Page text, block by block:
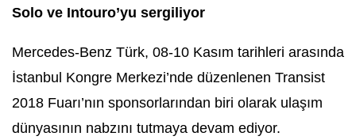
Solo ve Intouro’yu sergiliyor
Mercedes-Benz Türk, 08-10 Kasım tarihleri arasında
İstanbul Kongre Merkezi’nde düzenlenen Transist
2018 Fuarı’nın sponsorlarından biri olarak ulaşım
dünyasının nabzını tutmaya devam ediyor.